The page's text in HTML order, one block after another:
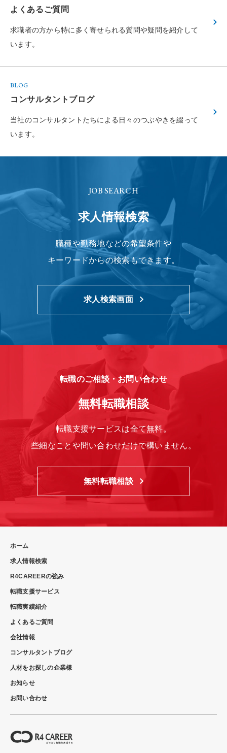
よくあるご質問
求職者の方から特に多く寄せられる質問や疑問を紹介して
います。
BLOG
コンサルタントブログ
当社のコンサルタントたちによる 日々のつぶやきを綴って
います。
JOB SEARCH
求人情報検索
職種や勤務地などの希望条件や
キーワードからの検索もできます。
求人検索画面
転職のご相談・お問い合わせ
無料転職相談
転職支援サービスは全て無料。
些細なことや問い合わせだけで構いません。
無料転職相談
ホーム
求人情報検索
R4CAREERの強み
転職支援サービス
転職実績紹介
よくあるご質問
会社情報
コンサルタントブログ
人材をお探しの企業様
お知らせ
お問い合わせ